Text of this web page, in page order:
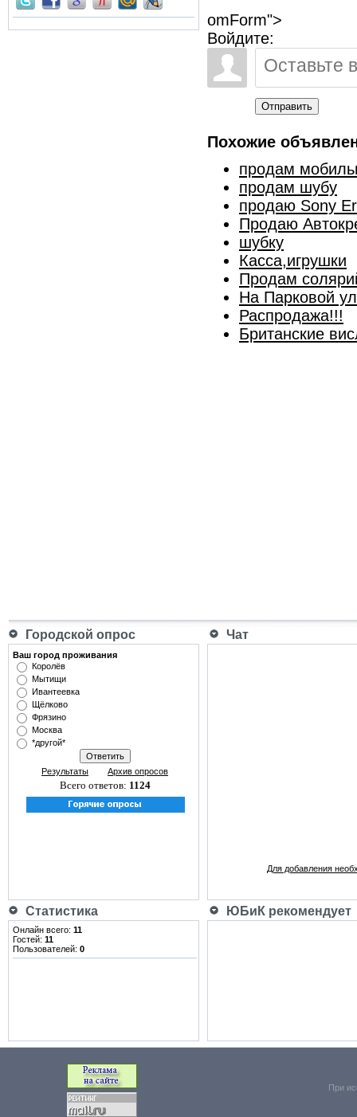
omForm">
Войдите:
Отправить
Похожие
продам
продам шубу
продаю Sony
Продаю
шубку
Касса,игрушки
Продам
На Парковой
Распродажа!!!
Британские
Городской опрос Чат
Ваш город проживания
Королёв
Мытищи
Ивантеевка
Щёлково
Фрязино
Москва
*другой*
Результаты Архив опросов
Всего ответов: 1124
Для добавления
Статистика ЮБиК рекомендует
Онлайн всего: 11
Гостей: 11
Пользователей: 0
При